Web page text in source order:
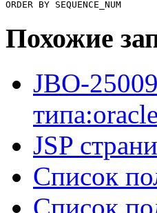
Похожие
JBO-
JSP
Список